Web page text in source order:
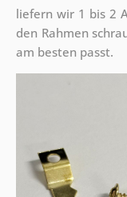
liefern wir 1 bis 2
den Rahmen
am besten passt.